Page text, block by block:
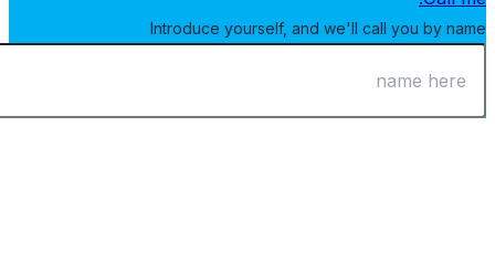
Introduce yourself, and we'll call you by